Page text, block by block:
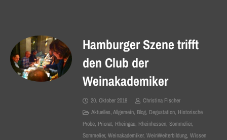
Hamburger Szene trifft
den Club der
Weinakademiker
20. Oktober 2018
Christina Fischer
Aktuelles,Allgemein, Blog, Degustation, Historische
Probe, Priorat, Rheingau, Rheinhessen, Sommelier,
Sommelier, Weinakademiker, WeinWeiterbildung, Wissen